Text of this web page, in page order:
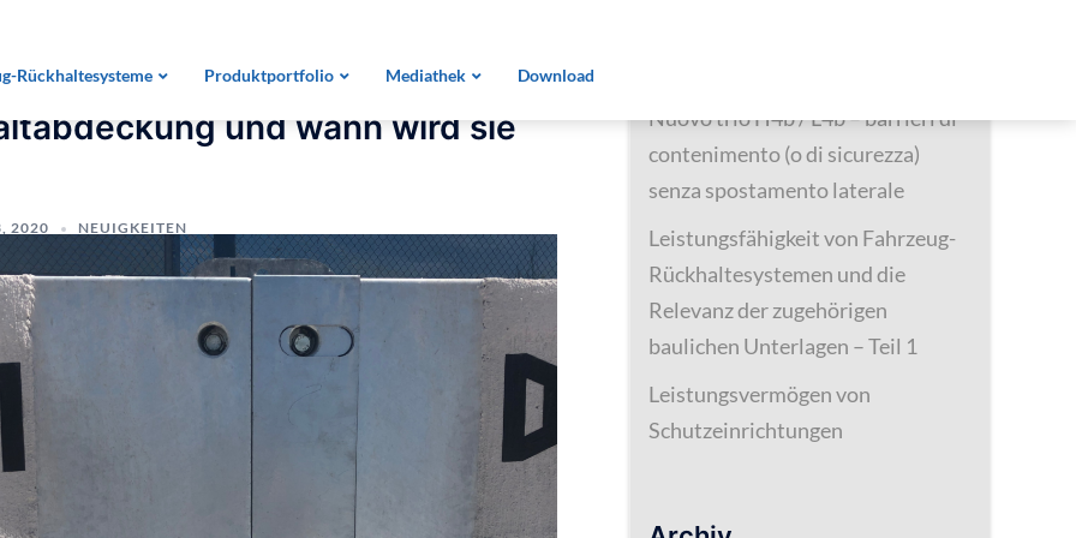
Rückhaltesysteme Produktportfolio Mediathek Download
und wann wird sie
2020 NEUIGKEITEN
Nuovo trio H4b / L4b – barrieri di
contenimento (o di sicurezza)
senza spostamento laterale
Leistungsfähigkeit von Fahrzeug-
Rückhaltesystemen und die
Relevanz der zugehörigen
baulichen Unterlagen – Teil 1
Leistungsvermögen von
Schutzeinrichtungen